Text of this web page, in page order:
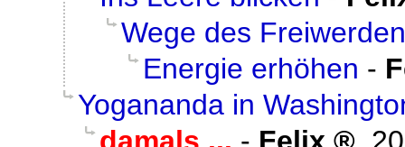
Wege des
Energie erhöhen -
Yogananda in